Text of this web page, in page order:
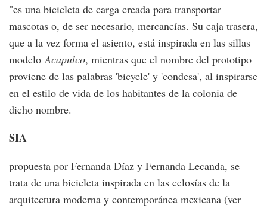
"es una bicicleta de carga creada para transportar
mascotas o, de ser necesario, mercancías. Su caja trasera,
que a la vez forma el asiento, está inspirada en las sillas
modeloAcapulco, mientras que el nombre del prototipo
proviene de las palabras 'bicycle' y 'condesa', al inspirarse
en el estilo de vida de los habitantes de la colonia de
dicho nombre.
SIA
propuesta por Fernanda Díaz y Fernanda Lecanda, se
trata de una bicicleta inspirada en las celosías de la
arquitectura moderna y contemporánea mexicana (ver